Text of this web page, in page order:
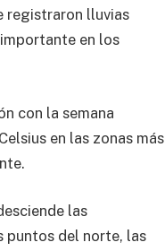
registraron lluvias
en los
con la semana
en las zonas más
las
puntos del norte, las